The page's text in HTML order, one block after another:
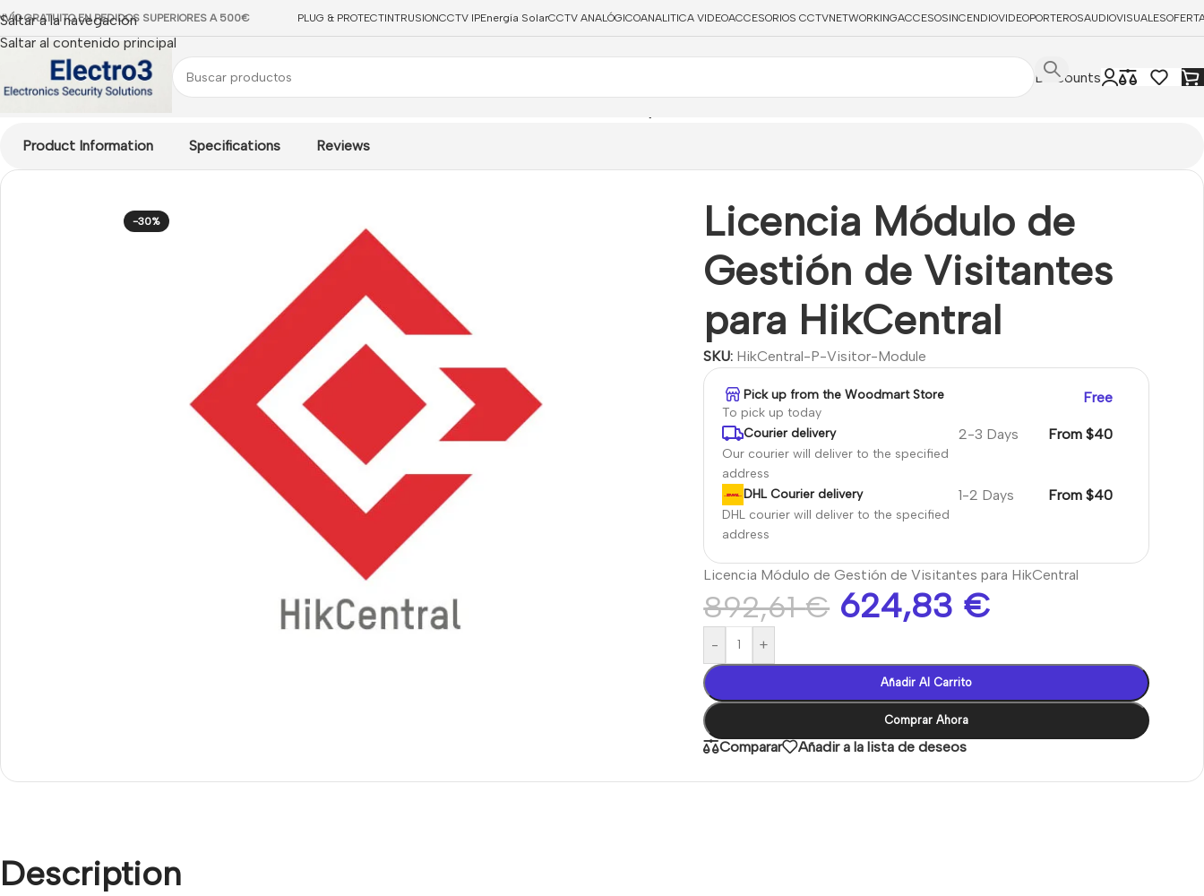
Saltar a la navegación
Saltar al contenido principal
GRATUITO EN PEDIDOS SUPERIORES A 500€ PLUG & PROTECTINTRUSIONCCTV IPEnergía SolarCCTV ANALÓGICOANALITICA VIDEOACCESORIOS CCTVNETWORKINGACCESOSINCENDIOVIDEOPORTEROSAUDIOVISUALES
Discounts
Product Information Specifications Reviews
-30%
Licencia Módulo de
Gestión de Visitantes
para HikCentral
SKU: HikCentral-P-Visitor-Module
Pick up from the Woodmart Store
To pick up today
Free
Courier delivery
Our courier will deliver to the specified
address
2-3 Days From $40
DHL Courier delivery
DHL courier will deliver to the specified
address
1-2 Days From $40
Licencia Módulo de Gestión de Visitantes para HikCentral
892,61€ 624,83 €
- +
Añadir Al Carrito
Comprar Ahora
Comparar Añadir a la lista de deseos
Description